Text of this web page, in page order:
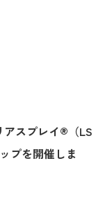
アスプレイ®︎（LS
プを開催しま